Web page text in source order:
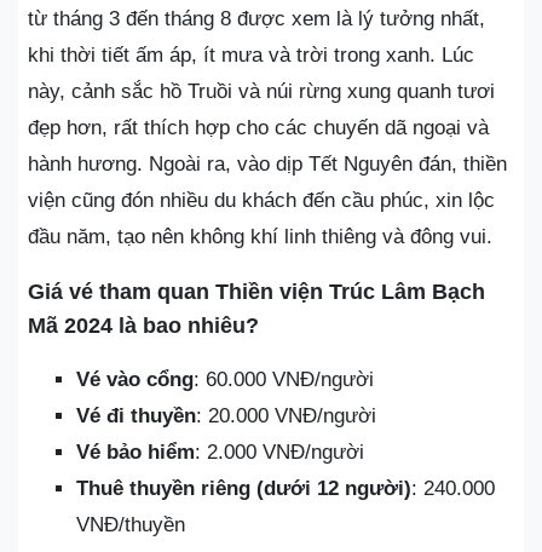
từ tháng 3 đến tháng 8 được xem là lý tưởng nhất,
khi thời tiết ấm áp, ít mưa và trời trong xanh. Lúc
này, cảnh sắc hồ Truồi và núi rừng xung quanh tươi
đẹp hơn, rất thích hợp cho các chuyến dã ngoại và
hành hương. Ngoài ra, vào dịp Tết Nguyên đán, thiền
viện cũng đón nhiều du khách đến cầu phúc, xin lộc
đầu năm, tạo nên không khí linh thiêng và đông vui.
Giá vé tham quan Thiền viện Trúc Lâm Bạch
Mã 2024 là bao nhiêu?
Vé vào cổng: 60.000 VNĐ/người
Vé đi thuyền: 20.000 VNĐ/người
Vé bảo hiểm: 2.000 VNĐ/người
Thuê thuyền riêng (dưới 12 người): 240.000
VNĐ/thuyền